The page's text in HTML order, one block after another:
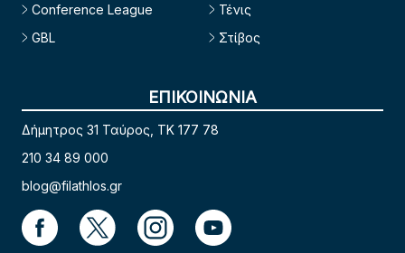
Conference League
GBL
Τένις
Στίβος
ΕΠΙΚΟΙΝΩΝΙΑ
Δήμητρος 31 Ταύρος, TK 177 78
210 34 89 000
blog@filathlos.gr